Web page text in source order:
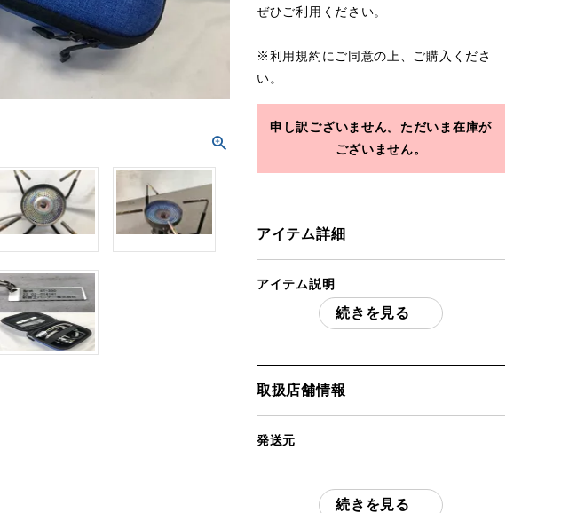
ぜひご利用ください。
※利用規約にご同意の上、ご購入くださ
い。
申し訳ございません。ただいま在庫が
ございません。
アイテム詳細
アイテム説明
SOTO ソトレギュレーターストーブ
(撮影、運搬備品は除く)
アイテム状態
使用に伴う焦げ跡、擦れ、お汚れ等ござい
続きを見る
取扱店舗情報
発送元
続きを見る